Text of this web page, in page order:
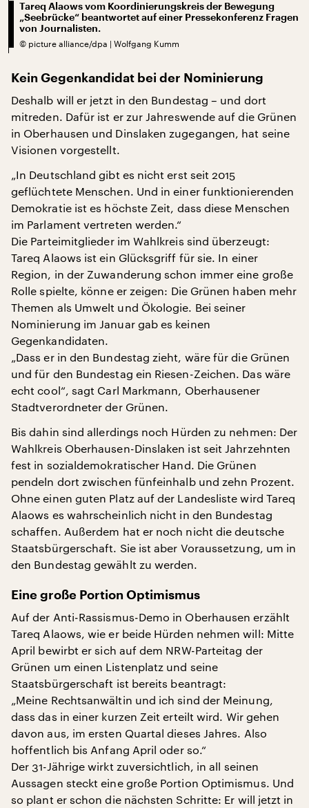
Tareq Alaows vom Koordinierungskreis der Bewegung
„Seebrücke“ beantwortet auf einer Pressekonferenz Fragen
von Journalisten.
© picture alliance/dpa | Wolfgang Kumm
Kein Gegenkandidat bei der Nominierung
Deshalb will er jetzt in den Bundestag – und dort
mitreden. Dafür ist er zur Jahreswende auf die Grünen
in Oberhausen und Dinslaken zugegangen, hat seine
Visionen vorgestellt.
„In Deutschland gibt es nicht erst seit 2015
geflüchtete Menschen. Und in einer funktionierenden
Demokratie ist es höchste Zeit, dass diese Menschen
im Parlament vertreten werden.“
Die Parteimitglieder im Wahlkreis sind überzeugt:
Tareq Alaows ist ein Glücksgriff für sie. In einer
Region, in der Zuwanderung schon immer eine große
Rolle spielte, könne er zeigen: Die Grünen haben mehr
Themen als Umwelt und Ökologie. Bei seiner
Nominierung im Januar gab es keinen
Gegenkandidaten.
„Dass er in den Bundestag zieht, wäre für die Grünen
und für den Bundestag ein Riesen-Zeichen. Das wäre
echt cool“, sagt Carl Markmann, Oberhausener
Stadtverordneter der Grünen.
Bis dahin sind allerdings noch Hürden zu nehmen: Der
Wahlkreis Oberhausen-Dinslaken ist seit Jahrzehnten
fest in sozialdemokratischer Hand. Die Grünen
pendeln dort zwischen fünfeinhalb und zehn Prozent.
Ohne einen guten Platz auf der Landesliste wird Tareq
Alaows es wahrscheinlich nicht in den Bundestag
schaffen. Außerdem hat er noch nicht die deutsche
Staatsbürgerschaft. Sie ist aber Voraussetzung, um in
den Bundestag gewählt zu werden.
Eine große Portion Optimismus
Auf der Anti-Rassismus-Demo in Oberhausen erzählt
Tareq Alaows, wie er beide Hürden nehmen will: Mitte
April bewirbt er sich auf dem NRW-Parteitag der
Grünen um einen Listenplatz und seine
Staatsbürgerschaft ist bereits beantragt:
„Meine Rechtsanwältin und ich sind der Meinung,
dass das in einer kurzen Zeit erteilt wird. Wir gehen
davon aus, im ersten Quartal dieses Jahres. Also
hoffentlich bis Anfang April oder so.“
Der 31-Jährige wirkt zuversichtlich, in all seinen
Aussagen steckt eine große Portion Optimismus. Und
so plant er schon die nächsten Schritte: Er will jetzt in